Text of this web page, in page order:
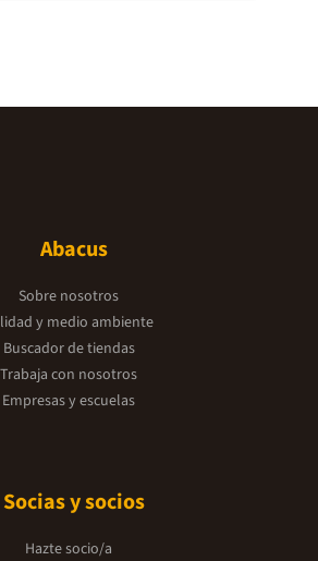
Abacus
Sobre nosotros
y medio ambiente
Buscador de tiendas
Trabaja con nosotros
Empresas y escuelas
Socias y socios
Hazte socio/a